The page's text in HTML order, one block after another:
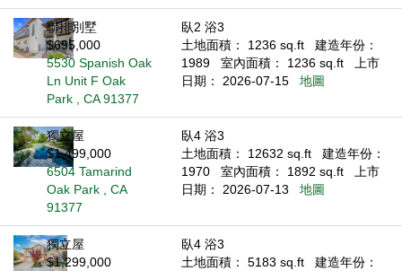
聯排別墅
$695,000
5530 Spanish Oak
Ln Unit F Oak
Park , CA 91377
臥2 浴3
土地面積： 1236 sq.ft
建造年份：
1989
室內面積： 1236 sq.ft
上市
日期： 2026-07-15
地圖
獨立屋
$1,499,000
6504 Tamarind
Oak Park , CA
91377
臥4 浴3
土地面積： 12632 sq.ft
建造年份：
1970
室內面積： 1892 sq.ft
上市
日期： 2026-07-13
地圖
獨立屋
$1,299,000
臥4 浴3
土地面積： 5183 sq.ft
建造年份：